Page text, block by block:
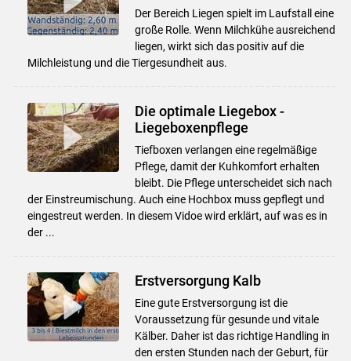
Der Bereich Liegen spielt im Laufstall eine
große Rolle. Wenn Milchkühe ausreichend
liegen, wirkt sich das positiv auf die
Milchleistung und die Tiergesundheit aus.
Die optimale Liegebox -
Liegeboxenpflege
Tiefboxen verlangen eine regelmäßige
Pflege, damit der Kuhkomfort erhalten
bleibt. Die Pflege unterscheidet sich nach
der Einstreumischung. Auch eine Hochbox muss gepflegt und
eingestreut werden. In diesem Vidoe wird erklärt, auf was es in
der ...
Erstversorgung Kalb
Eine gute Erstversorgung ist die
Voraussetzung für gesunde und vitale
Kälber. Daher ist das richtige Handling in
den ersten Stunden nach der Geburt, für